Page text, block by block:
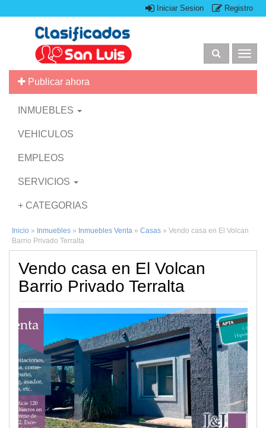
Iniciar Sesion Registro
Publicar ahora
INMUEBLES
VEHICULOS
EMPLEOS
SERVICIOS
+ CATEGORIAS
Inicio » Inmuebles » Inmuebles Venta » Casas » Vendo casa en El Volcan
Barrio Privado Terralta
Vendo casa en El Volcan
Barrio Privado Terralta